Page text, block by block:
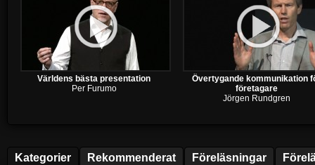
Världens bästa presentation
Per Furumo
Övertygande kommunikation
företagare
Jörgen Rundgren
Kategorier Rekommenderat Föreläsningar